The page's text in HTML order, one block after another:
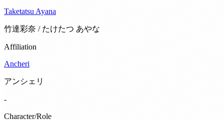
Taketatsu Ayana
竹達彩奈 / たけたつ あやな
Affiliation
Ancheri
アンシェリ
-
Character/Role